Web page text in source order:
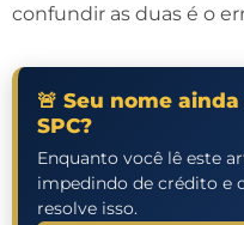
confundir as duas é o
🚨 Seu nome
SPC?
Enquanto você lê este
impedindo de crédito e
resolve isso.